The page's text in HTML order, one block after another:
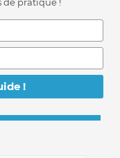
de pratique !